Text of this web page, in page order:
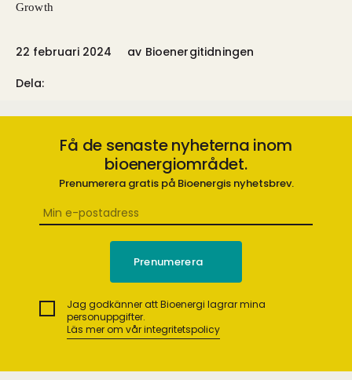
Growth
22 februari 2024 av Bioenergitidningen
Dela:
Få de senaste nyheterna inom
bioenergiområdet.
Prenumerera gratis på Bioenergis nyhetsbrev.
Jag godkänner att Bioenergi lagrar mina
personuppgifter.
Läs mer om vår integritetspolicy